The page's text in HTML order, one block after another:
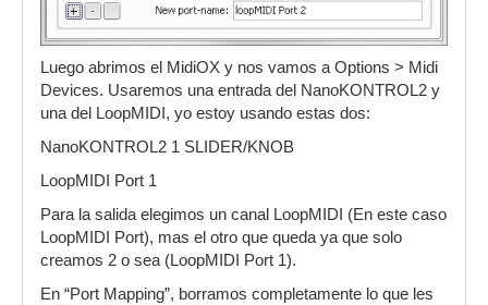
Luego abrimos el MidiOX y nos vamos a Options > Midi
Devices. Usaremos una entrada del NanoKONTROL2 y
una del LoopMIDI, yo estoy usando estas dos:
NanoKONTROL2 1 SLIDER/KNOB
LoopMIDI Port 1
Para la salida elegimos un canal LoopMIDI (En este caso
LoopMIDI Port), mas el otro que queda ya que solo
creamos 2 o sea (LoopMIDI Port 1).
En “Port Mapping”, borramos completamente lo que les